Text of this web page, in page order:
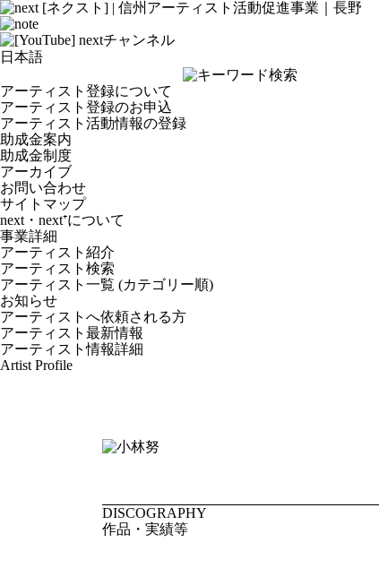
next・next⁺について
事業詳細
アーティスト紹介
アーティスト検索
アーティスト一覧 (カテゴリー順)
お知らせ
アーティストへ依頼される方
アーティスト最新情報
アーティスト登録について
アーティスト登録のお申込
アーティスト活動情報の登録
助成金案内
助成金制度
アーカイブ
お問い合わせ
サイトマップ
アーティスト情報詳細
Artist Profile
DISCOGRAPHY
作品・実績等